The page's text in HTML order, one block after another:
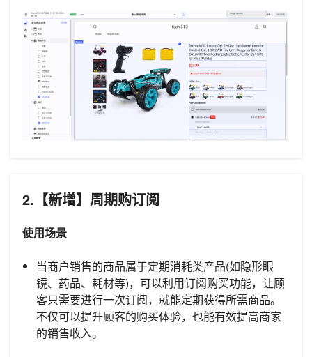
2.【新增】周期购订阅
使用场景
当商户销售的商品属于定期消耗类产品(如隐形眼
镜、药品、耗材等)，可以利用订阅购买功能，让顾
客只需要进行一次订阅，就能定期获得所需商品。
不仅可以提升顾客的购买体验，也能有效提高商家
的销售收入。